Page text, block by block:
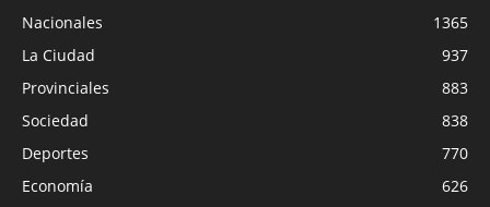
Nacionales
1365
La Ciudad
937
Provinciales
883
Sociedad
838
Deportes
770
Economía
626